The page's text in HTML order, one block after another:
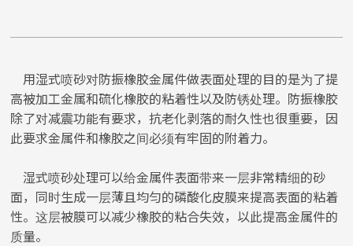
用湿式喷砂对防振橡胶金属件做表面处理的目的是为了提
高被加工金属和硫化橡胶的粘着性以及防锈处理。防振橡胶
除了对减震功能有要求，抗老化剥落的耐久性也很重要，因
此要求金属件和橡胶之间必须有牢固的附着力。
湿式喷砂处理可以给金属件表面带来一层非常精细的砂
面，同时生成一层薄且均匀的磷酸化皮膜来提高表面的粘着
性。这层被膜可以减少橡胶的粘合失效，以此提高金属件的
质量。